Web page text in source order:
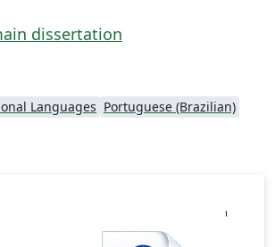
dissertation
Languages Portuguese (Brazilian)